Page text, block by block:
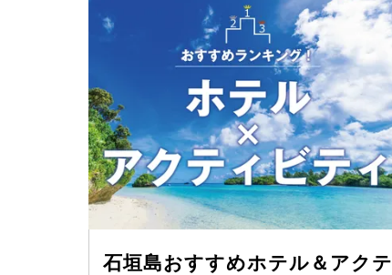
石垣島おすすめホテル＆アクテ